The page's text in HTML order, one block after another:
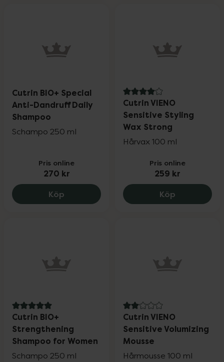
Cutrin BIO+ Special
Anti-Dandruff Daily
Shampoo
Schampo 250 ml
Pris online
270 kr
Köp Cutrin BIO+ Special Anti-Dandruff
4 av 5 i omdöme
Cutrin VIENO
Sensitive Styling
Wax Strong
Hårvax 100 ml
Pris online
259 kr
Köp Cutrin
5 av 5 i omdöme
Cutrin BIO+
Strengthening
Shampoo for Women
Schampo 250 ml
2 av 5 i omdöme
Cutrin VIENO
Sensitive Volumizing
Mousse
Hårmousse 100 ml